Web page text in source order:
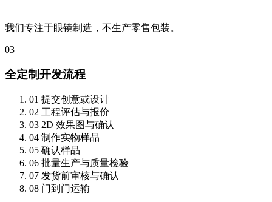
我们专注于眼镜制造，不生产零售包装。
03
全定制开发流程
01 提交创意或设计
02 工程评估与报价
03 2D 效果图与确认
04 制作实物样品
05 确认样品
06 批量生产与质量检验
07 发货前审核与确认
08 门到门运输